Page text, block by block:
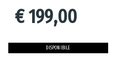
€199,00
DISPONIBILE